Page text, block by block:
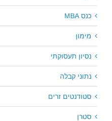
כנס MBA
מימון
נסיון תעסוקתי
נתוני קבלה
סטודנטים זרים
סטרן